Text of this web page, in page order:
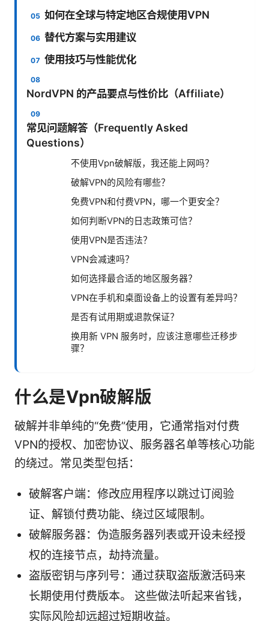
如何在全球与特定地区合规使用VPN
替代方案与实用建议
使用技巧与性能优化
NordVPN 的产品要点与性价比（Affiliate）
常见问题解答（Frequently Asked
Questions）
不使用Vpn破解版，我还能上网吗？
破解VPN的风险有哪些？
免费VPN和付费VPN，哪一个更安全？
如何判断VPN的日志政策可信？
使用VPN是否违法？
VPN会减速吗？
如何选择最合适的地区服务器？
VPN在手机和桌面设备上的设置有差异吗？
是否有试用期或退款保证？
换用新 VPN 服务时，应该注意哪些迁移步
骤？
什么是Vpn破解版
破解并非单纯的“免费”使用，它通常指对付费
VPN的授权、加密协议、服务器名单等核心功能
的绕过。常见类型包括：
破解客户端：修改应用程序以跳过订阅验
证、解锁付费功能、绕过区域限制。
破解服务器：伪造服务器列表或开设未经授
权的连接节点，劫持流量。
盗版密钥与序列号：通过获取盗版激活码来
长期使用付费版本。 这些做法听起来省钱，
实际风险却远超过短期收益。